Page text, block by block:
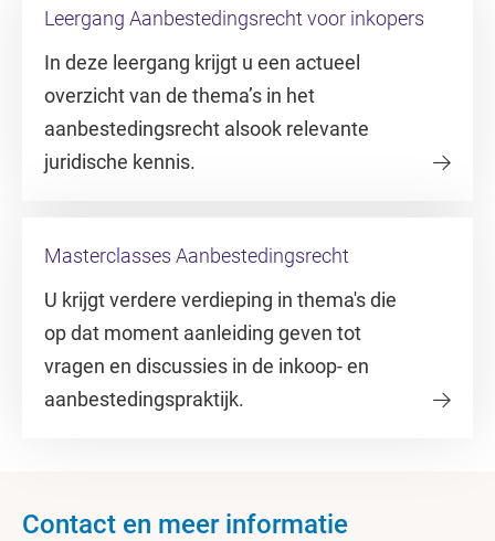
Leergang Aanbestedingsrecht voor inkopers
In deze leergang krijgt u een actueel
overzicht van de thema’s in het
aanbestedingsrecht alsook relevante
juridische kennis.
Masterclasses Aanbestedingsrecht
U krijgt verdere verdieping in thema's die
op dat moment aanleiding geven tot
vragen en discussies in de inkoop- en
aanbestedingspraktijk.
Contact en meer informatie